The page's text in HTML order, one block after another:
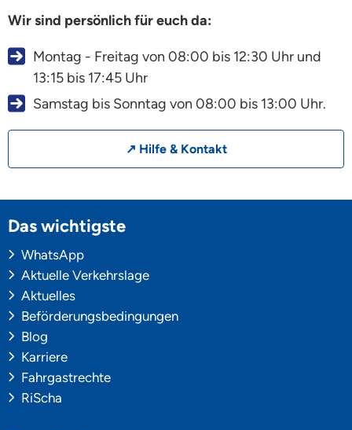
Wir sind persönlich für euch da:
Montag - Freitag von 08:00 bis 12:30 Uhr und
13:15 bis 17:45 Uhr
Samstag bis Sonntag von 08:00 bis 13:00 Uhr.
↗ Hilfe & Kontakt
Das wichtigste
WhatsApp
Aktuelle Verkehrslage
Aktuelles
Beförderungsbedingungen
Blog
Karriere
Fahrgastrechte
RiScha